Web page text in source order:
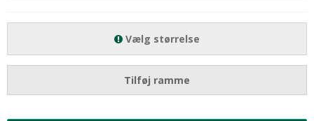
Vælg størrelse
Tilføj ramme